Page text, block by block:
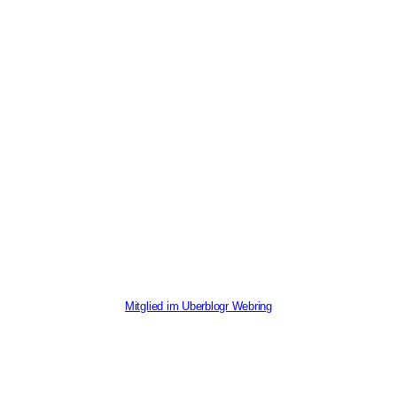
Mitglied im Uberblogr Webring